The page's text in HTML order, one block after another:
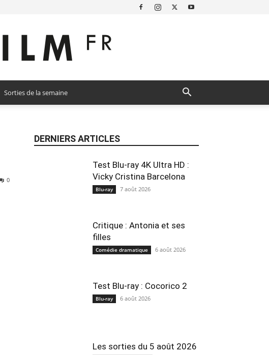
Sorties de la semaine
0
DERNIERS ARTICLES
Test Blu-ray 4K Ultra HD :
Vicky Cristina Barcelona
Blu-ray 7 août 2026
Critique : Antonia et ses
filles
Comédie dramatique 6 août 2026
Test Blu-ray : Cocorico 2
Blu-ray 6 août 2026
Les sorties du 5 août 2026